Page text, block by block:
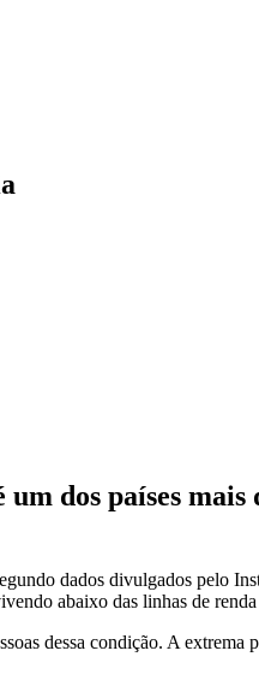
dos países mais
dados divulgados pelo
abaixo das linhas de
dessa condição. A